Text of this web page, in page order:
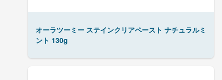
オーラツーミー ステインクリアペースト ナチュラルミ
ント 130g